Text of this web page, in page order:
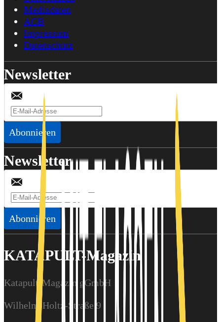
Mediadaten
AGB
Impressum
Datenschutz
Newsletter
Abonnieren
Newsletter
Abonnieren
KATAPULT-Magazin
Katapult-Magazin gGmbH
Wilhelm-Holtz-Straße 9